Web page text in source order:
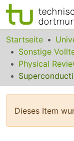
Bereiche &
Das gesamte
Statistiken
Startseite
Physical
Dieses Item